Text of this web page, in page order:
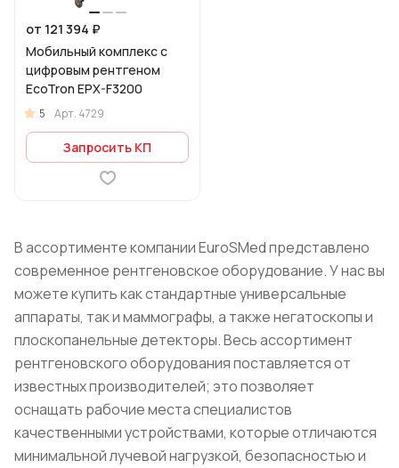
от 121 394 ₽
Мобильный комплекс с
цифровым рентгеном
EcoTron EPX-F3200
5 Арт. 4729
Запросить КП
В ассортименте компании EuroSMed представлено
современное рентгеновское оборудование. У нас вы
можете купить как стандартные универсальные
аппараты, так и маммографы, а также негатоскопы и
плоскопанельные детекторы. Весь ассортимент
рентгеновского оборудования поставляется от
известных производителей; это позволяет
оснащать рабочие места специалистов
качественными устройствами, которые отличаются
минимальной лучевой нагрузкой, безопасностью и